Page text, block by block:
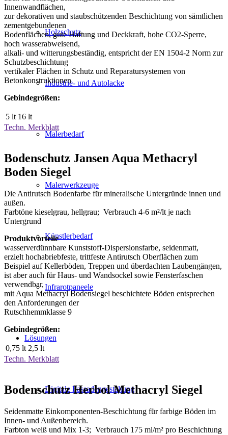
Holzschutz
Industrie- und Autolacke
Malerbedarf
Malerwerkzeuge
Künstlerbedarf
Infrarotpaneele
Lösungen
Digitale Fassadengestaltung
Innenwandflächen,
zur dekorativen und staubschützenden Beschichtung von sämtlichen
zementgebundenen
Bodenflächen, gute Haftung und Deckkraft, hohe CO2-Sperre,
hoch wasserabweisend,
alkali- und witterungsbeständig, entspricht der EN 1504-2 Norm zur
Schutzbeschichtung
vertikaler Flächen in Schutz und Reparatursystemen von
Betonkonstruktionen
Gebindegrößen:
5 lt 16 lt
Techn. Merkblatt
Bodenschutz Jansen Aqua Methacryl
Boden Siegel
Die Antirutsch Bodenfarbe für mineralische Untergründe innen und
außen.
Farbtöne kieselgrau, hellgrau; Verbrauch 4-6 m²/lt je nach
Untergrund
Produktvorteile
wasserverdünnbare Kunststoff-Dispersionsfarbe, seidenmatt,
erzielt hochabriebfeste, trittfeste Antirutsch Oberflächen zum
Beispiel auf Kellerböden, Treppen und überdachten Laubengängen,
ist aber auch für Haus- und Wandsockel sowie Fensterfaschen
verwendbar,
mit Aqua Methacryl Bodensiegel beschichtete Böden entsprechen
den Anforderungen der
Rutschhemmklasse 9
Gebindegrößen:
0,75 lt 2,5 lt
Techn. Merkblatt
Bodenschutz Herbol Methacryl Siegel
Seidenmatte Einkomponenten-Beschichtung für farbige Böden im
Innen- und Außenbereich.
Farbton weiß und Mix 1-3; Verbrauch 175 ml/m² pro Beschichtung